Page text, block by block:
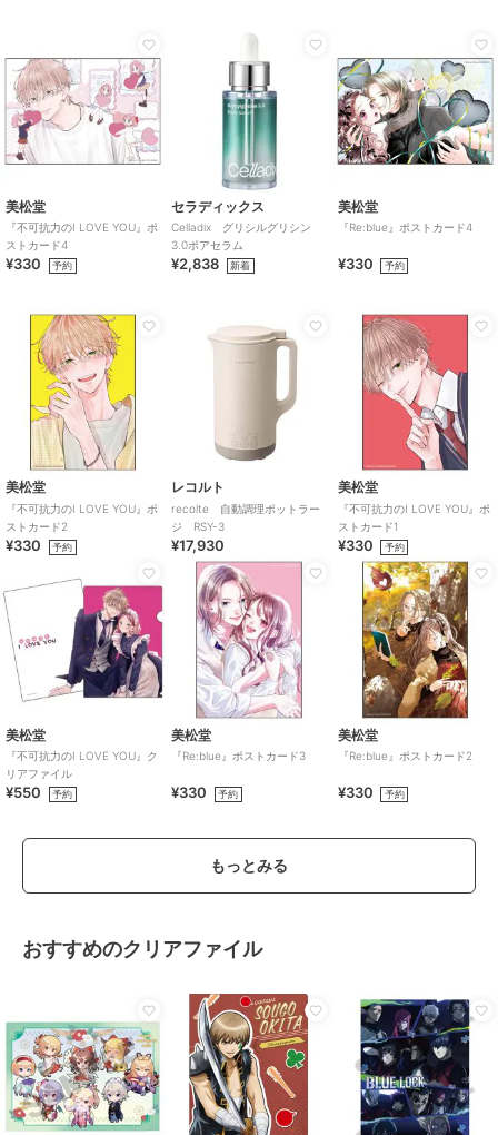
美松堂
『不可抗力のI LOVE YOU』ポ
ストカード4
¥330 予約
セラディックス
Celladix グリシルグリシン
3.0ポアセラム
¥2,838 新着
美松堂
『Re:blue』ポストカード4
¥330 予約
美松堂
『不可抗力のI LOVE YOU』ポ
ストカード2
¥330 予約
レコルト
recolte 自動調理ポットラー
ジ RSY-3
¥17,930
美松堂
『不可抗力のI LOVE YOU』ポ
ストカード1
¥330 予約
美松堂
『不可抗力のI LOVE YOU』ク
リアファイル
¥550 予約
美松堂
『Re:blue』ポストカード3
¥330 予約
美松堂
『Re:blue』ポストカード2
¥330 予約
もっとみる
おすすめのクリアファイル